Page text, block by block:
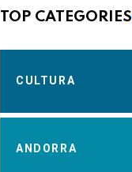
TOP CATEGORIES
CULTURA
ANDORRA